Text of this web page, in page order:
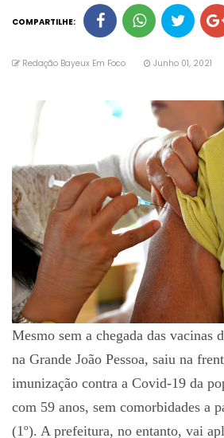
COMPARTILHE:
Redação Bayeux Em Foco Junho 01, 2021
Mesmo sem a chegada das vacinas
na Grande João Pessoa, saiu na
imunização contra a Covid-19 da
com 59 anos, sem comorbidades a
(1º). A prefeitura, no entanto, vai